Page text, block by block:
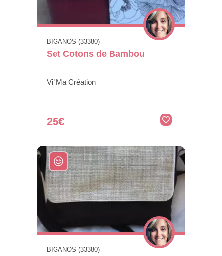
BIGANOS (33380)
Set Cotons de Bambou
Vi’ Ma Création
25€
BIGANOS (33380)